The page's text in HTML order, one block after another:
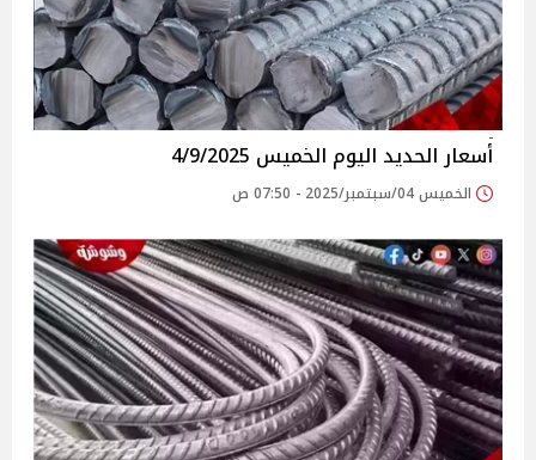
أسعار الحديد اليوم الخميس 4/9/2025
الخميس 04/سبتمبر/2025 - 07:50 ص